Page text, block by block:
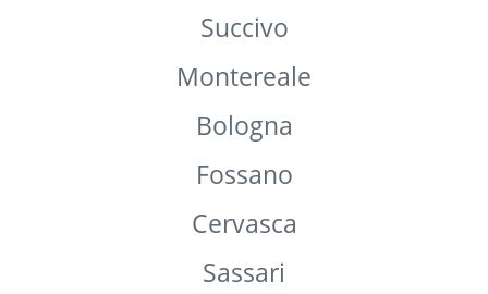
Reggio di Calabria
Costigliole Saluzzo
Castagnaro
Orvieto
Rivoli
Succivo